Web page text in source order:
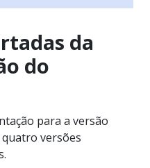
da
do
para a versão
versões